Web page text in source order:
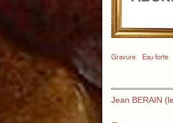
Gravure Eau forte
Jean BERAIN